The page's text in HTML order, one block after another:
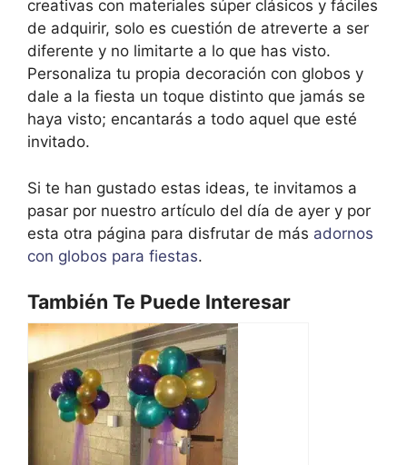
creativas con materiales súper clásicos y fáciles
de adquirir, solo es cuestión de atreverte a ser
diferente y no limitarte a lo que has visto.
Personaliza tu propia decoración con globos y
dale a la fiesta un toque distinto que jamás se
haya visto; encantarás a todo aquel que esté
invitado.
Si te han gustado estas ideas, te invitamos a
pasar por nuestro artículo del día de ayer y por
esta otra página para disfrutar de más adornos
con globos para fiestas.
También Te Puede Interesar